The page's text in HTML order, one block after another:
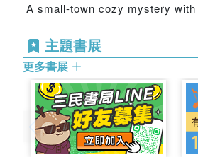
A small-town cozy mystery
主題書展
更多書展